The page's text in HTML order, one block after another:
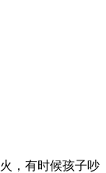
，有时候孩子吵